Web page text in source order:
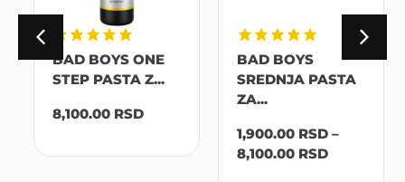
BAD BOYS ONE
STEP PASTA Z...
8,100.00RSD
BAD BOYS
SREDNJA PASTA
ZA...
1,900.00RSD –
8,100.00RSD